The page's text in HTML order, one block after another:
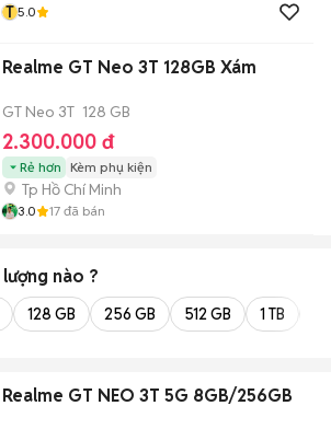
T 5.0
Realme GT Neo 3T 128GB Xám
GT Neo 3T 128 GB
2.300.000 đ
Rẻ hơn Kèm phụ kiện
Tp Hồ Chí Minh
3.0 17 đã bán
nào ?
128 GB 256 GB 512 GB 1 TB
Realme GT NEO 3T 5G 8GB/256GB